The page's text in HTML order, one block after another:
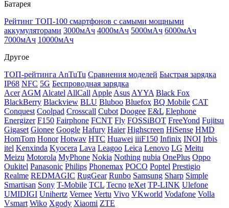
Батарея
Рейтинг ТОП-100 смартфонов с самыми мощными
аккумуляторами 3000мАч 4000мАч 5000мАч 6000мАч
7000мАч 10000мАч
Другое
ТОП-рейтинга AnTuTu Сравнения моделей Быстрая зарядка
IP68 NFC 5G Беспроводная зарядка
Acer AGM Alcatel AllCall Apple Asus AYYA Black Fox
BlackBerry Blackview BLU Bluboo Bluefox BQ Mobile CAT
Conquest Coolpad Crosscall Cubot Doogee E&L Elephone
Energizer F150 Fairphone FCNT Fly FOSSiBOT FreeYond Fujitsu
Gigaset Gionee Google Hafury Haier Highscreen HiSense HMD
HomTom Honor Hotwav HTC Huawei iiiF150 Infinix INOI Irbis
itel Kenxinda Kyocera Lava Leagoo Leica Lenovo LG Meitu
Meizu Motorola MyPhone Nokia Nothing nubia OnePlus Oppo
Oukitel Panasonic Philips Phonemax POCO Poptel Prestigio
Realme REDMAGIC RugGear Runbo Samsung Sharp Simple
Smartisan Sony T-Mobile TCL Tecno teXet TP-LINK Ulefone
UMIDIGI Unihertz Vernee Vertu Vivo VKworld Vodafone Volla
Vsmart Wiko Xgody Xiaomi ZTE